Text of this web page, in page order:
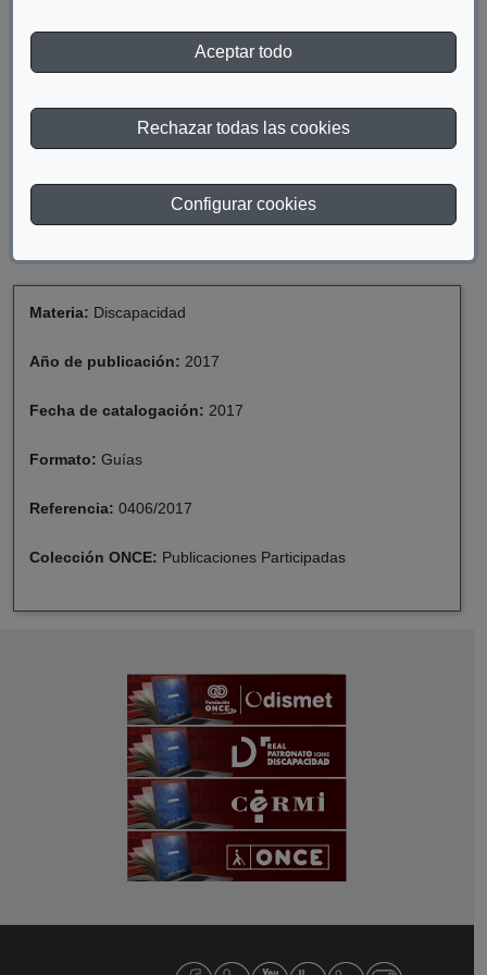
Aceptar todo
Rechazar todas las cookies
Configurar cookies
años se ha evolucionado y consolidado la necesidad de dar
apoyo a las personas con discapacidad en las universidades. Se
internacional que las universidades han tenido que recoger en
sus normativas propias, así como procedimientos académicos
de los principios de inclusión educativa.
DESCARGAR GUÍA DE ADAPTACIONES EN LA
Materia: Discapacidad
Año de publicación: 2017
Fecha de catalogación: 2017
Formato: Guías
Referencia: 0406/2017
Colección ONCE: Publicaciones Participadas